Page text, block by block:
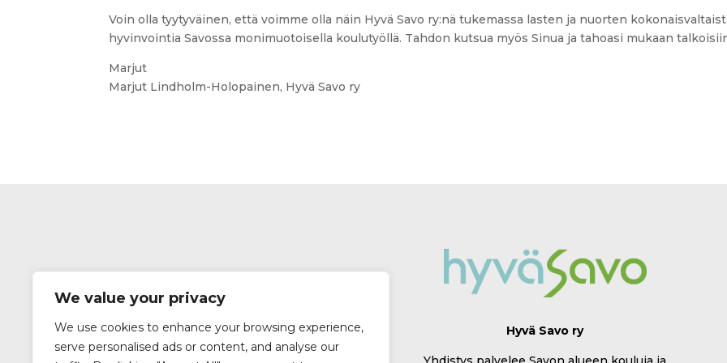
We value your privacy
We use cookies to enhance your browsing experience,
serve personalised ads or content, and analyse our
Voin olla tyytyväinen, että voimme olla näin Hyvä Savo ry:nä tukemassa lasten ja nuorten
hyvinvointia Savossa monimuotoisella koulutyöllä. Tahdon kutsua myös Sinua ja tahoasi mukaan
Marjut
Marjut Lindholm-Holopainen, Hyvä Savo ry
Hyvä Savo ry